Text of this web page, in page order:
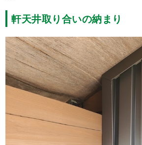
軒天井取り合いの納まり